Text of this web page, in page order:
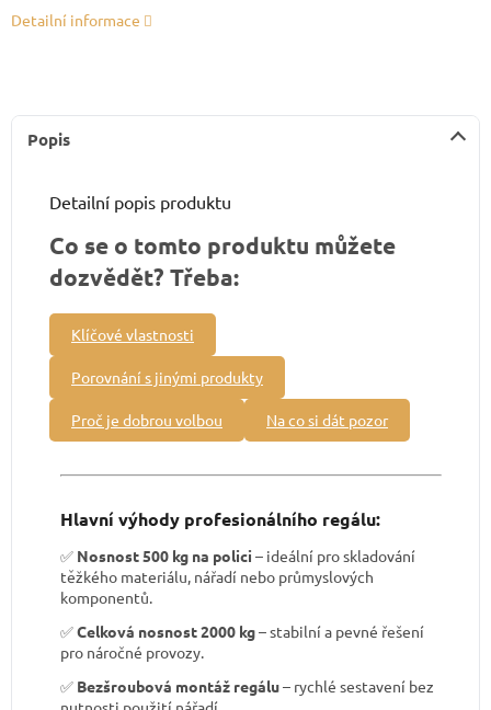
Detailní informace
Popis
Detailní popis produktu
Co se o tomto produktu můžete
dozvědět? Třeba:
Klíčové vlastnosti
Porovnání s jinými produkty
Proč je dobrou volbou Na co si dát pozor
Hlavní výhody profesionálního regálu:
✅ Nosnost 500 kg na polici – ideální pro skladování
těžkého materiálu, nářadí nebo průmyslových
komponentů.
✅Celková nosnost 2000 kg– stabilní a pevné řešení
pro náročné provozy.
✅ Bezšroubová montáž regálu– rychlé sestavení bez